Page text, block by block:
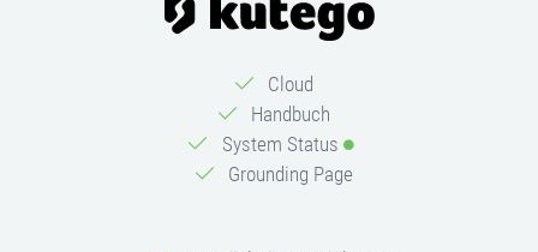
Cloud
Handbuch
System Status
Grounding Page